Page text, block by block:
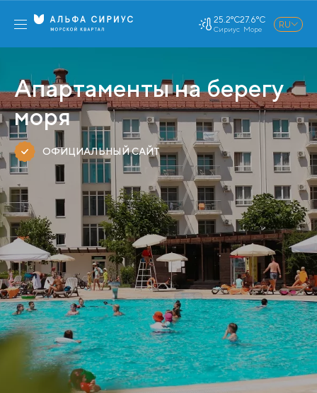
25.2°C
Сириус
27.6°C
Море RU
Апартаменты на берегу
моря
ОФИЦИАЛЬНЫЙ САЙТ